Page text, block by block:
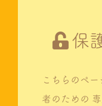
保
こちらのペ
者のための